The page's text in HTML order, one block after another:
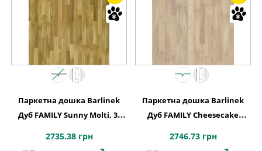
Паркетна дошка Barlinek
Дуб FAMILY Sunny Molti, 3-
2735.38 грн
Паркетна дошка Barlinek
Дуб FAMILY Cheesecake
2746.73 грн